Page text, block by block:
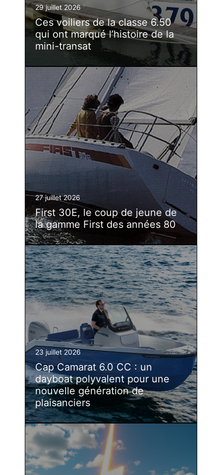
29 juillet 2026
Ces voiliers de la classe 6.50
qui ont marqué l’histoire de la
mini-transat
27 juillet 2026
First 30E, le coup de jeune de
la gamme First des années 80
23 juillet 2026
Cap Camarat 6.0 CC : un
dayboat polyvalent pour une
nouvelle génération de
plaisanciers